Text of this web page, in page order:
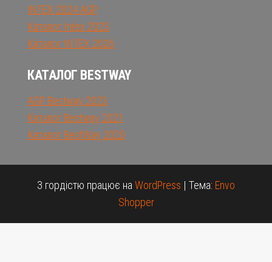
INTEX 2024 AGP
Каталог Intex 2023
Каталог INTEX 2026
КАТАЛОГ BESTWAY
AGP Bestway 2023
Каталог Bestway 2021
Каталог BestWay 2020
З гордістю працює на WordPress | Тема: Envo
Shopper